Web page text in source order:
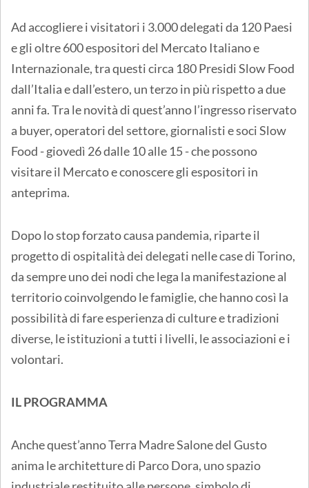
Ad accogliere i visitatori i 3.000 delegati da 120 Paesi
e gli oltre 600 espositori del Mercato Italiano e
Internazionale, tra questi circa 180 Presidi Slow Food
dall’Italia e dall’estero, un terzo in più rispetto a due
anni fa. Tra le novità di quest’anno l’ingresso riservato
a buyer, operatori del settore, giornalisti e soci Slow
Food - giovedì 26 dalle 10 alle 15 - che possono
visitare il Mercato e conoscere gli espositori in
anteprima.
Dopo lo stop forzato causa pandemia, riparte il
progetto di ospitalità dei delegati nelle case di Torino,
da sempre uno dei nodi che lega la manifestazione al
territorio coinvolgendo le famiglie, che hanno così la
possibilità di fare esperienza di culture e tradizioni
diverse, le istituzioni a tutti i livelli, le associazioni e i
volontari.
IL PROGRAMMA
Anche quest’anno Terra Madre Salone del Gusto
anima le architetture di Parco Dora, uno spazio